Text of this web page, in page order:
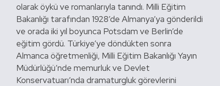
olarak öykü ve romanlarıyla tanındı. Milli Eğitim
Bakanlığı tarafından 1928’de Almanya’ya gönderildi
ve orada iki yıl boyunca Potsdam ve Berlin’de
eğitim gördü. Türkiye’ye döndükten sonra
Almanca öğretmenliği, Milli Eğitim Bakanlığı Yayın
Müdürlüğü’nde memurluk ve Devlet
Konservatuarı’nda dramaturgluk görevlerini